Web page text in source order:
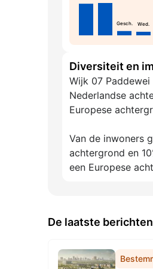
Gesch. Wed.
Diversiteit en
Wijk 07
Nederlandse
Europese
Van de inwoners
achtergrond en
een Europese
De laatste